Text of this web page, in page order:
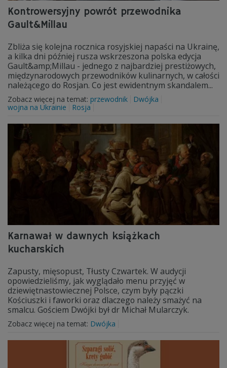
Kontrowersyjny powrót przewodnika
Gault&Millau
Zbliża się kolejna rocznica rosyjskiej napaści na Ukrainę,
a kilka dni później rusza wskrzeszona polska edycja
Gault&amp;Millau - jednego z najbardziej prestiżowych,
międzynarodowych przewodników kulinarnych, w całości
należącego do Rosjan. Co jest ewidentnym skandalem...
Zobacz więcej na temat: przewodnik
Dwójka
wojna na Ukrainie
Rosja
Karnawał w dawnych książkach
kucharskich
Zapusty, mięsopust, Tłusty Czwartek. W audycji
opowiedzieliśmy, jak wyglądało menu przyjęć w
dziewiętnastowiecznej Polsce, czym były pączki
Kościuszki i faworki oraz dlaczego należy smażyć na
smalcu. Gościem Dwójki był dr Michał Mularczyk.
Zobacz więcej na temat: Dwójka